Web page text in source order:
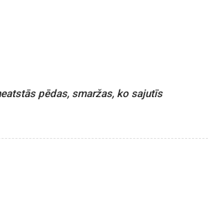
pēdas, smaržas, ko sajutīs